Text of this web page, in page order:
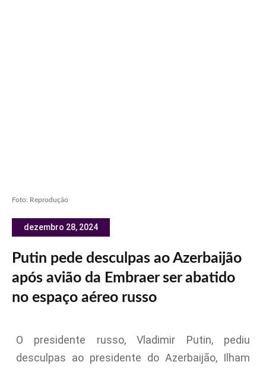
Foto: Reprodução
dezembro 28, 2024
Putin pede desculpas ao Azerbaijão
após avião da Embraer ser abatido
no espaço aéreo russo
O presidente russo, Vladimir Putin, pediu
desculpas ao presidente do Azerbaijão, Ilham